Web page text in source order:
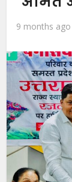
9 months ago